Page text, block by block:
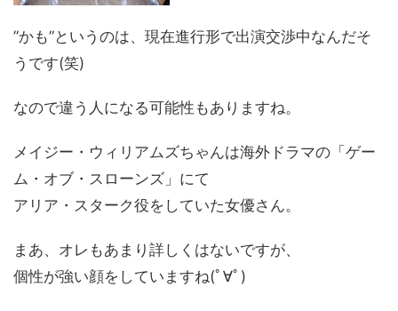
”かも”というのは、現在進行形で出演交渉中なんだそ
うです(笑)
なので違う人になる可能性もありますね。
メイジー・ウィリアムズちゃんは海外ドラマの「ゲー
ム・オブ・スローンズ」にて
アリア・スターク役をしていた女優さん。
まあ、オレもあまり詳しくはないですが、
個性が強い顔をしていますね(ﾟ∀ﾟ)